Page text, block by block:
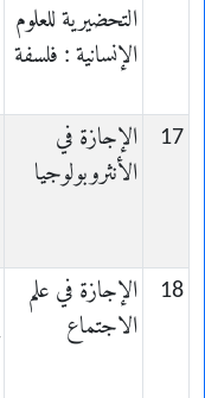
التحضيرية للعلوم
الإنسانية : فلسفة
17
الإجازة في
الأنثروبولوجيا
18
الإجازة في علم
الاجتماع